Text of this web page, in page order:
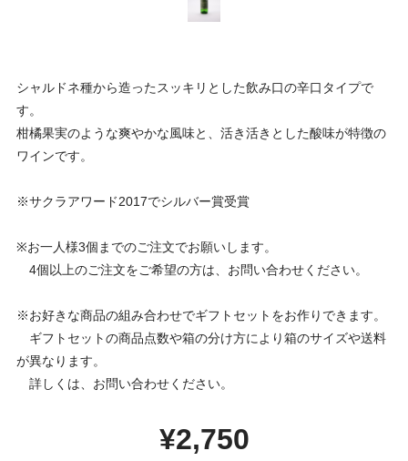
シャルドネ種から造ったスッキリとした飲み口の辛口タイプで
す。
柑橘果実のような爽やかな風味と、活き活きとした酸味が特徴の
ワインです。
※サクラアワード2017でシルバー賞受賞
※お一人様3個までのご注文でお願いします。
4個以上のご注文をご希望の方は、お問い合わせください。
※お好きな商品の組み合わせでギフトセットをお作りできます。
ギフトセットの商品点数や箱の分け方により箱のサイズや送料
が異なります。
詳しくは、お問い合わせください。
¥2,750